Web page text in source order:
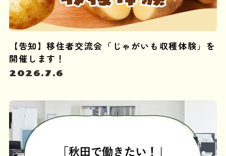
【告知】移住者交流会「じゃがいも収穫体験」を
開催します！
2026.7.6